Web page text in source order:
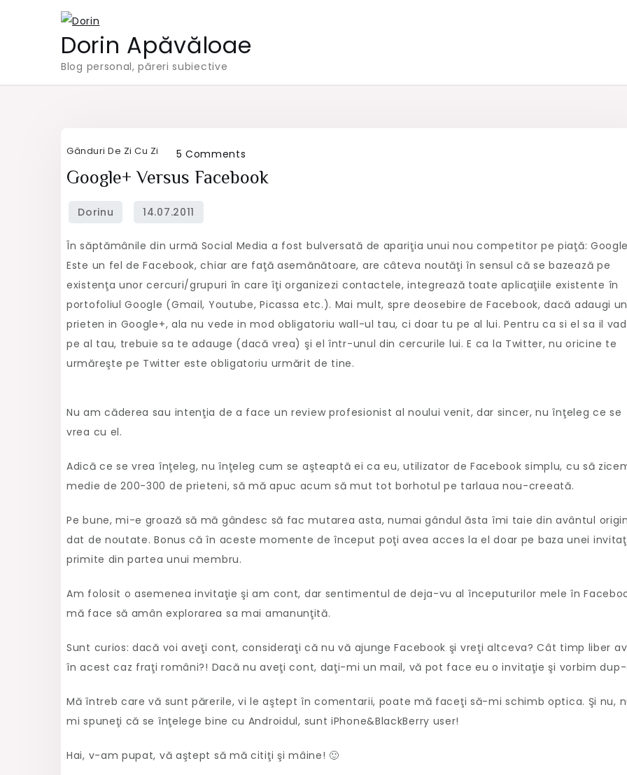
Dorin Apăvăloae
Blog personal, păreri subiective
Gânduri De Zi Cu Zi 5 Comments
Google+
Google+ Versus Facebook
În săptămânile din urmă Social Media a fost bulversată de apariţia unui nou competitor pe piaţă:
Este un fel de Facebook, chiar are faţă asemănătoare, are câteva noutăţi în sensul că se bazează pe
existenţa unor cercuri/grupuri în care îţi organizezi contactele, integrează toate aplicaţiile existente în
portofoliul Google (Gmail, Youtube, Picassa etc.). Mai mult, spre deosebire de Facebook, dacă adaugi un
prieten in Google+, ala nu vede in mod obligatoriu wall-ul tau, ci doar tu pe al lui. Pentru ca si el sa il
pe al tau, trebuie sa te adauge (dacă vrea) şi el într-unul din cercurile lui. E ca la Twitter, nu oricine te
urmăreşte pe Twitter este obligatoriu urmărit de tine.
Nu am căderea sau intenţia de a face un review profesionist al noului venit, dar sincer, nu înţeleg ce se
vrea cu el.
Adică ce se vrea înţeleg, nu înţeleg cum se aşteaptă ei ca eu, utilizator de Facebook simplu, cu să
medie de 200-300 de prieteni, să mă apuc acum să mut tot borhotul pe tarlaua nou-creeată.
Pe bune, mi-e groază să mă gândesc să fac mutarea asta, numai gândul ăsta îmi taie din avântul
dat de noutate. Bonus că în aceste momente de început poţi avea acces la el doar pe baza unei
primite din partea unui membru.
Am folosit o asemenea invitaţie şi am cont, dar sentimentul de deja-vu al începuturilor mele în
mă face să amân explorarea sa mai amanunţită.
Sunt curios: dacă voi aveţi cont, consideraţi că nu vă ajunge Facebook şi vreţi altceva? Cât timp liber
în acest caz fraţi români?! Dacă nu aveţi cont, daţi-mi un mail, vă pot face eu o invitaţie şi vorbim dup-
Mă întreb care vă sunt părerile, vi le aştept în comentarii, poate mă faceţi să-mi schimb optica. Şi nu,
mi spuneţi că se înţelege bine cu Androidul, sunt iPhone&BlackBerry user!
Hai, v-am pupat, vă aştept să mă citiţi şi mâine! 🙂